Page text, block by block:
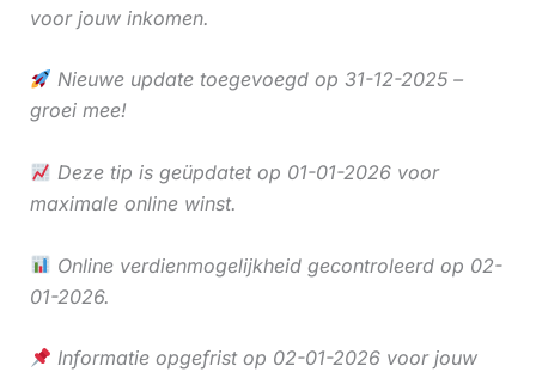
voor jouw inkomen.
Nieuwe update toegevoegd op 31-12-2025 –
groei mee!
Deze tip is geüpdatet op 01-01-2026 voor
maximale online winst.
Online verdienmogelijkheid gecontroleerd op 02-
01-2026.
Informatie opgefrist op 02-01-2026 voor jouw